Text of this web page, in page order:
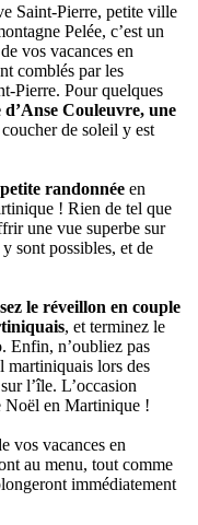
Saint-Pierre, petite ville
Pelée, c’est un
vos vacances en
comblés par les
Pierre. Pour quelques
d’Anse Couleuvre, une
de soleil y est
randonnée en
! Rien de tel que
une vue superbe sur
sont possibles, et de
le réveillon en couple
, et terminez le
Enfin, n’oubliez pas
martiniquais lors des
l’île. L’occasion
Noël en Martinique !
vos vacances en
au menu, tout comme
immédiatement